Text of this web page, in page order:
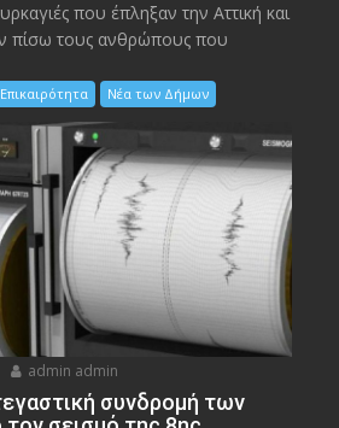
που έπληξαν την Αττική και
πίσω τους ανθρώπους που
Επικαιρότητα Νέα των Δήμων
admin admin
συνδρομή των